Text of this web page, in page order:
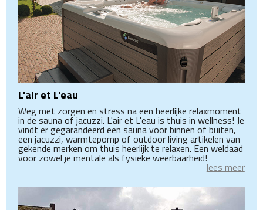
L'air et L'eau
Weg met zorgen en stress na een heerlijke relaxmoment
in de sauna of jacuzzi. L'air et L'eau is thuis in wellness! Je
vindt er gegarandeerd een sauna voor binnen of buiten,
een jacuzzi, warmtepomp of outdoor living artikelen van
gekende merken om thuis heerlijk te relaxen. Een weldaad
voor zowel je mentale als fysieke weerbaarheid!
lees meer